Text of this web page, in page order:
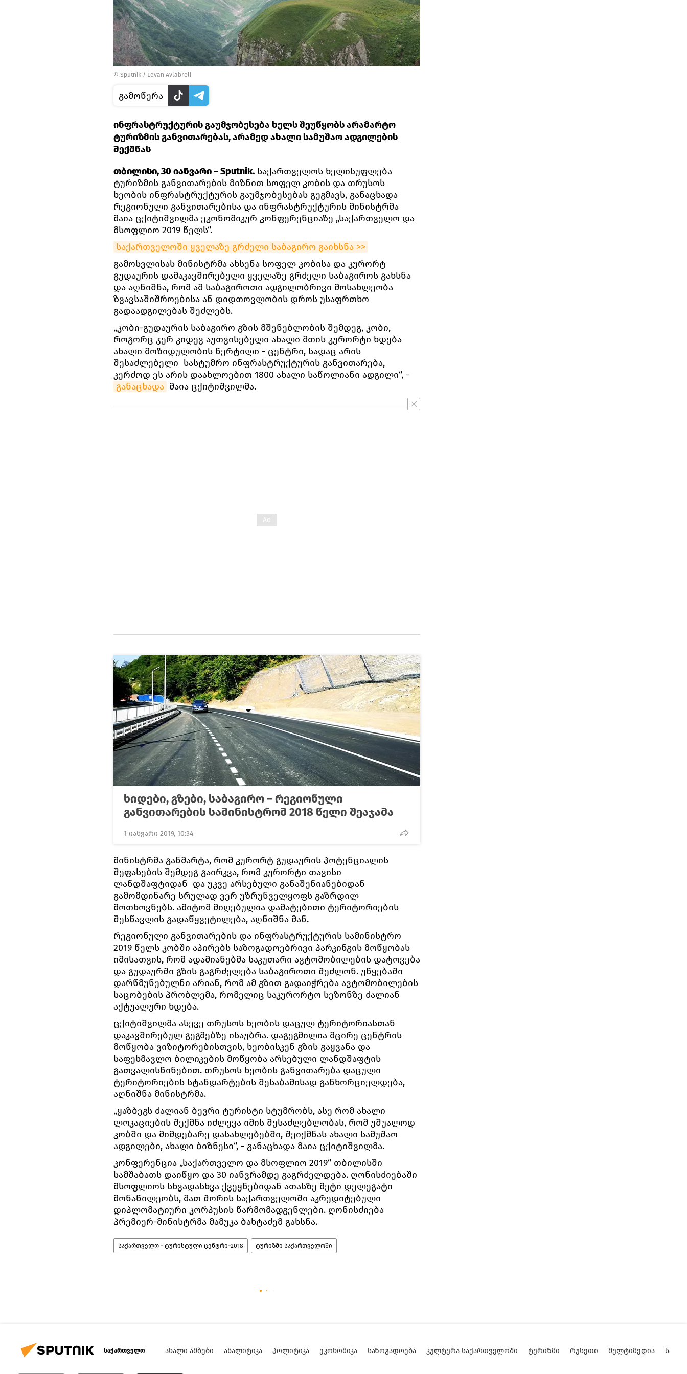
© Sputnik / Levan Avlabreli
გამოწერა
ინფრასტრუქტურის გაუმჯობესება ხელს შეუწყობს არამარტო
ტურიზმის განვითარებას, არამედ ახალი სამუშაო ადგილების
შექმნას
თბილისი, 30 იანვარი – Sputnik. საქართველოს ხელისუფლება
ტურიზმის განვითარების მიზნით სოფელ კობის და თრუსოს
ხეობის ინფრასტრუქტურის გაუმჯობესებას გეგმავს, განაცხადა
რეგიონული განვითარებისა და ინფრასტრუქტურის მინისტრმა
მაია ცქიტიშვილმა ეკონომიკურ კონფერენციაზე „საქართველო და
მსოფლიო 2019 წელს“.
საქართველოში ყველაზე გრძელი საბაგირო გაიხსნა >>
გამოსვლისას მინისტრმა ახსენა სოფელ კობისა და კურორტ
გუდაურის დამაკავშირებელი ყველაზე გრძელი საბაგიროს გახსნა
და აღნიშნა, რომ ამ საბაგიროთი ადგილობრივი მოსახლეობა
ზვავსაშიშროებისა ან დიდთოვლობის დროს უსაფრთხო
გადაადგილებას შეძლებს.
„კობი-გუდაურის საბაგირო გზის მშენებლობის შემდეგ, კობი,
როგორც ჯერ კიდევ აუთვისებელი ახალი მთის კურორტი ხდება
ახალი მოზიდულობის წერტილი - ცენტრი, სადაც არის
შესაძლებელი სასტუმრო ინფრასტრუქტურის განვითარება,
კერძოდ ეს არის დაახლოებით 1800 ახალი საწოლიანი ადგილი“, -
განაცხადა მაია ცქიტიშვილმა.
ხიდები, გზები, საბაგირო – რეგიონული
განვითარების სამინისტრომ 2018 წელი შეაჯამა
1 იანვარი 2019, 10:34
მინისტრმა განმარტა, რომ კურორტ გუდაურის პოტენციალის
შეფასების შემდეგ გაირკვა, რომ კურორტი თავისი
ლანდშაფტიდან და უკვე არსებული განაშენიანებიდან
გამომდინარე სრულად ვერ უზრუნველყოფს გაზრდილ
მოთხოვნებს. ამიტომ მიღებულია დამატებითი ტერიტორიების
შესწავლის გადაწყვეტილება, აღნიშნა მან.
რეგიონული განვითარების და ინფრასტრუქტურის სამინისტრო
2019 წელს კობში აპირებს საზოგადოებრივი პარკინგის მოწყობას
იმისათვის, რომ ადამიანებმა საკუთარი ავტომობილების დატოვება
და გუდაურში გზის გაგრძელება საბაგიროთი შეძლონ. უწყებაში
დარწმუნებულნი არიან, რომ ამ გზით გადაიჭრება ავტომობილების
საცობების პრობლემა, რომელიც საკურორტო სეზონზე ძალიან
აქტუალური ხდება.
ცქიტიშვილმა ასევე თრუსოს ხეობის დაცულ ტერიტორიასთან
დაკავშირებულ გეგმებზე ისაუბრა. დაგეგმილია მცირე ცენტრის
მოწყობა ვიზიტორებისთვის, ხეობისკენ გზის გაყვანა და
საფეხმავლო ბილიკების მოწყობა არსებული ლანდშაფტის
გათვალისწინებით. თრუსოს ხეობის განვითარება დაცული
ტერიტორიების სტანდარტების შესაბამისად განხორციელდება,
აღნიშნა მინისტრმა.
„ყაზბეგს ძალიან ბევრი ტურისტი სტუმრობს, ასე რომ ახალი
ლოკაციების შექმნა იძლევა იმის შესაძლებლობას, რომ უშუალოდ
კობში და მიმდებარე დასახლებებში, შეიქმნას ახალი სამუშაო
ადგილები, ახალი ბიზნესი“, - განაცხადა მაია ცქიტიშვილმა.
კონფერენცია „საქართველო და მსოფლიო 2019“ თბილისში
სამშაბათს დაიწყო და 30 იანვრამდე გაგრძელდება. ღონისძიებაში
მსოფლიოს სხვადასხვა ქვეყნებიდან ათასზე მეტი დელეგატი
მონაწილეობს, მათ შორის საქართველოში აკრედიტებული
დიპლომატიური კორპუსის წარმომადგენლები. ღონისძიება
პრემიერ-მინისტრმა მამუკა ბახტაძემ გახსნა.
საქართველო - ტურისტული ცენტრი–2018 ტურიზმი საქართველოში
საქართველო ᲐᲮᲐᲚᲘ ᲐᲛᲑᲔᲑᲘ ᲐᲜᲐᲚᲘᲢᲘᲙᲐ ᲞᲝᲚᲘᲢᲘᲙᲐ ᲔᲙᲝᲜᲝᲛᲘᲙᲐ ᲡᲐᲖᲝᲒᲐᲓᲝᲔᲑᲐ ᲙᲣᲚᲢᲣᲠᲐ ᲡᲐᲥᲐᲠᲗᲕᲔᲚᲝᲨᲘ ᲢᲣᲠᲘᲖᲛᲘ ᲠᲣᲡᲔᲗᲘ ᲛᲣᲚᲢᲘᲛᲔᲓᲘᲐ